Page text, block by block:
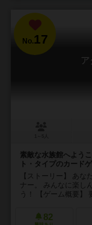
No.17
素敵な水族館へよう
ト・タイプのカード
【ストーリー】 あな
ナー。 みんなに楽し
う！ 【ゲーム概要】
82